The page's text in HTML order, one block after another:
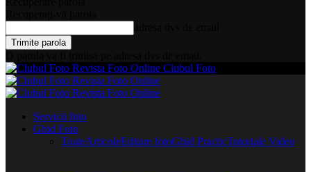
Clubul Foto
Servicii foto
Ghid Foto
ToateArticoleEditare fotoGhid PracticTutoriale Video